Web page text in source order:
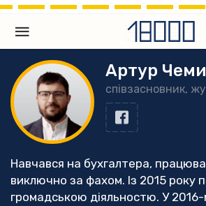
Артур
співзасновник,
Навчався на бухгалтера,
виключно за фахом. Із 2015 року
громадською діяльностю. У